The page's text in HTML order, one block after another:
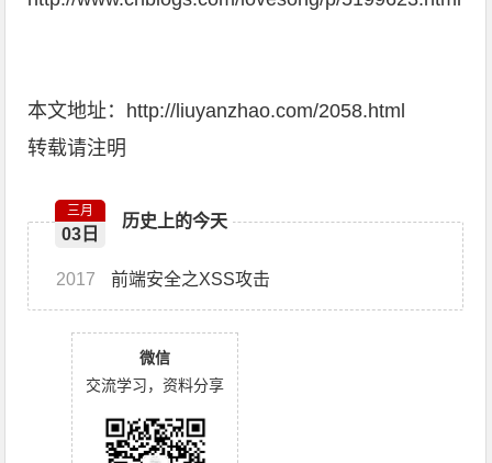
本文地址：http://liuyanzhao.com/2058.html
转载请注明
历史上的今天
三月
03日
2017 前端安全之XSS攻击
微信
交流学习，资料分享